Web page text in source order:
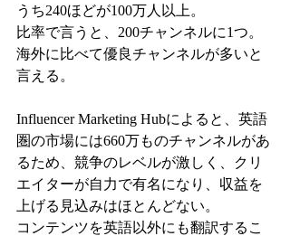
うち240ほどが100万人以上。
比率で言うと、200チャンネルに1つ。
海外に比べて優良チャンネルが多いと
言える。
Influencer Marketing Hubによると、英語
圏の市場には660万ものチャンネルがあ
るため、競争のレベルが激しく、クリ
エイターが自力で有名になり、収益を
上げる見込みはほとんどない。
コンテンツを英語以外にも翻訳するこ